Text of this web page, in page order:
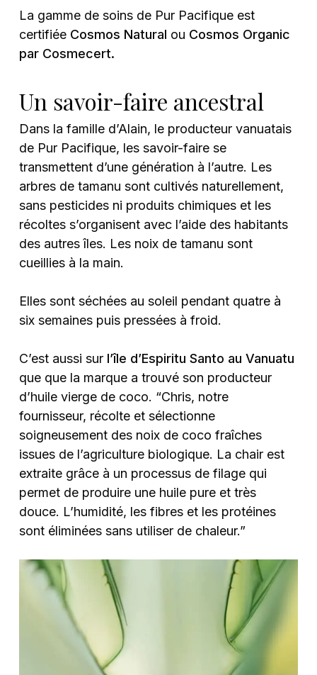
La gamme de soins de Pur Pacifique est
certifiée Cosmos Natural ou Cosmos Organic
par Cosmecert.
Un savoir-faire ancestral
Dans la famille d’Alain, le producteur vanuatais
de Pur Pacifique, les savoir-faire se
transmettent d’une génération à l’autre. Les
arbres de tamanu sont cultivés naturellement,
sans pesticides ni produits chimiques et les
récoltes s’organisent avec l’aide des habitants
des autres îles. Les noix de tamanu sont
cueillies à la main.
Elles sont séchées au soleil pendant quatre à
six semaines puis pressées à froid.
C’est aussi sur l’île d’Espiritu Santo au Vanuatu
que que la marque a trouvé son producteur
d’huile vierge de coco. “Chris, notre
fournisseur, récolte et sélectionne
soigneusement des noix de coco fraîches
issues de l’agriculture biologique. La chair est
extraite grâce à un processus de filage qui
permet de produire une huile pure et très
douce. L’humidité, les fibres et les protéines
sont éliminées sans utiliser de chaleur.”